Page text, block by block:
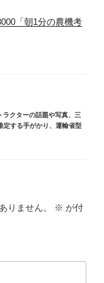
「朝1分の農機考
ラクターの話題や写真、
三
定する手がかり、運輸省型
りません。 ※ が付